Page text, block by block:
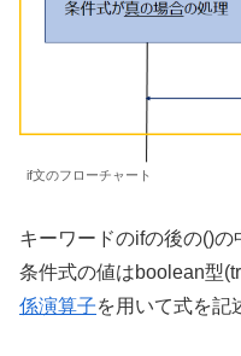
if文のフローチャート
キーワードのifの後の()
条件式の値はboolean型
係演算子を用いて式を記